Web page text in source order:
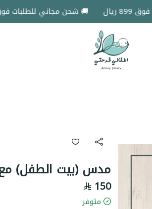
🚚 شحن مجاني للطلبات فوق 899 ريال
اطفالي فرحتي
مدس (بيت الطفل) مع
150
متوفر